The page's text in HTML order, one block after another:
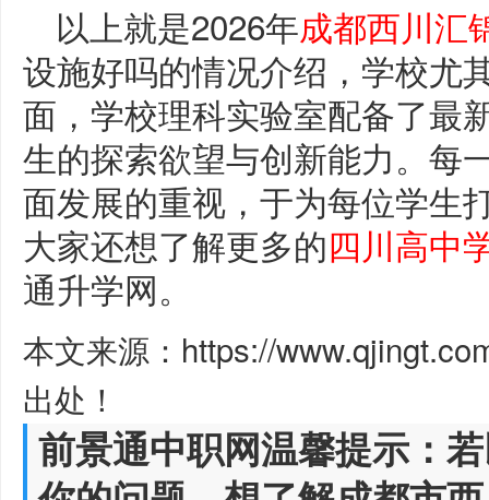
以上就是2026年成都西川汇
设施好吗的情况介绍，学校尤
面，学校理科实验室配备了最
生的探索欲望与创新能力。每
面发展的重视，于为每位学生
大家还想了解更多的四川高中
通升学网。
本文来源：https://
出处！
前景通中职网温馨提示：